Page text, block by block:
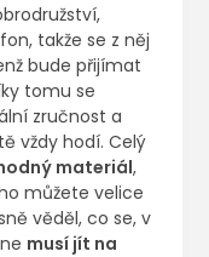
takže se z něj
bude přijímat
tomu se
zručnost a
vždy hodí. Celý
materiál,
můžete velice
věděl, co se, v
musí jít na